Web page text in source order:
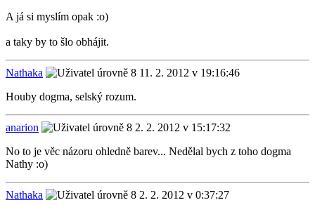
A já si myslím opak :o)
a taky by to šlo obhájit.
Nathaka
11. 2. 2012 v 19:16:46
Houby dogma, selský rozum.
anarion
2. 2. 2012 v 15:17:32
No to je věc názoru ohledně barev... Nedělal bych z toho dogma
Nathy :o)
Nathaka
2. 2. 2012 v 0:37:27